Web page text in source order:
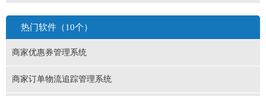
热门软件（10个）
商家优惠券管理系统
商家订单物流追踪管理系统